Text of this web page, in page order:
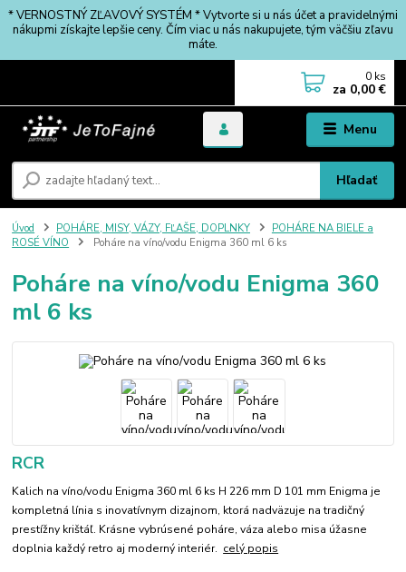
* VERNOSTNÝ ZĽAVOVÝ SYSTÉM * Vytvorte si u nás účet a pravidelnými
nákupmi získajte lepšie ceny. Čím viac u nás nakupujete, tým väčšiu zľavu
máte.
Menu
Hľadať
0 ks
za 0,00 €
Úvod POHÁRE, MISY, VÁZY, FĽAŠE, DOPLNKY
POHÁRE NA BIELE a
ROSÉ VÍNO
Poháre na víno/vodu Enigma 360 ml 6 ks
Poháre na víno/vodu Enigma 360
ml 6 ks
RCR
Kalich na víno/vodu Enigma 360 ml 6 ks H 226 mm D 101 mm Enigma je
kompletná línia s inovatívnym dizajnom, ktorá nadväzuje na tradičný
prestížny krištáľ. Krásne vybrúsené poháre, váza alebo misa úžasne
doplnia každý retro aj moderný interiér. celý popis